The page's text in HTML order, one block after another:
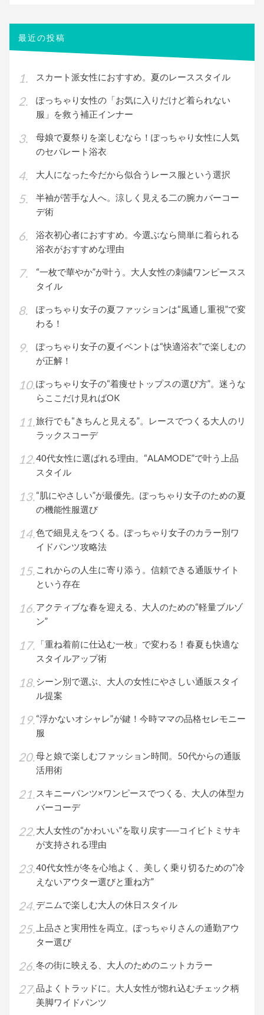
シ
ョ
最近の投稿
スカート派女性におすすめ。夏のレーススタイル
ぽっちゃり女性の「お気に入りだけど着られない
服」を救う補正インナー
母娘で夏祭りを楽しむなら！ぽっちゃり女性に人気
のセパレート浴衣
大人になった今だから似合うレース服という選択
半袖が苦手な人へ。涼しく見える二の腕カバーコー
デ術
浴衣初心者におすすめ。今選ぶなら簡単に着られる
浴衣がおすすめな理由
“一枚で華やか”が叶う。大人女性の刺繍ワンピースス
タイル
ぽっちゃり女子の夏ファッションは“風通し重視”で変
わる！
ぽっちゃり女子の夏イベントは“快適浴衣”で楽しむの
が正解！
ぽっちゃり女子の“着痩せトップスの選び方”。迷うな
らここだけ見ればOK
旅行でも“きちんと見える”。レースでつくる大人のリ
ラックスコーデ
40代女性に選ばれる理由。“ALAMODE”で叶う上品
スタイル
“肌にやさしい”が最優先。ぽっちゃり女子のための夏
の機能性服選び
色で細見えをつくる。ぽっちゃり女子のカラー別ワ
イドパンツ攻略法
これからの人生に寄り添う。信頼できる通販サイト
という存在
アクティブな春を迎える、大人のための“軽量ブルゾ
ン”
「重ね着前に仕込む一枚」で変わる！春夏も快適な
スタイルアップ術
シーン別で選ぶ、大人の女性にやさしい通販スタイ
ル提案
“浮かないオシャレ”が鍵！今時ママの品格セレモニー
服
母と娘で楽しむファッション時間。50代からの通販
活用術
スキニーパンツ×ワンピースでつくる、大人の体型カ
バーコーデ
大人女性の“かわいい”を取り戻す──コイビトミサキ
が支持される理由
40代女性が冬を心地よく、美しく乗り切るための“冷
えないアウター選びと重ね方”
デニムで楽しむ大人の休日スタイル
上品さと実用性を両立。ぽっちゃりさんの通勤アウ
ター選び
冬の街に映える、大人のためのニットカラー
品よくトラッドに。大人女性が惚れ込むチェック柄
美脚ワイドパンツ